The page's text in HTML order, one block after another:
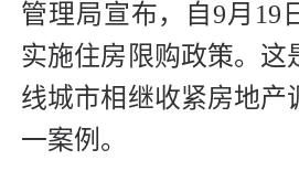
管理局宣布，自9月19
实施住房限购政策。这
线城市相继收紧房地产
一案例。